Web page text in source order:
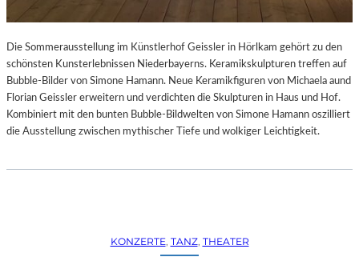
Die Sommerausstellung im Künstlerhof Geissler in Hörlkam gehört zu den
schönsten Kunsterlebnissen Niederbayerns. Keramikskulpturen treffen auf
Bubble-Bilder von Simone Hamann. Neue Keramikfiguren von Michaela aund
Florian Geissler erweitern und verdichten die Skulpturen in Haus und Hof.
Kombiniert mit den bunten Bubble-Bildwelten von Simone Hamann oszilliert
die Ausstellung zwischen mythischer Tiefe und wolkiger Leichtigkeit.
KONZERTE, TANZ, THEATER